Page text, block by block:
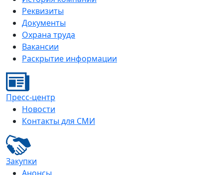
Реквизиты
Документы
Охрана труда
Вакансии
Раскрытие информации
Пресс-центр
Новости
Контакты для СМИ
Закупки